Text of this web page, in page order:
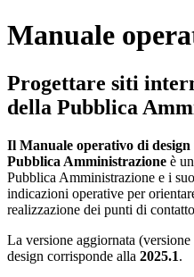
Manuale
Progettare siti
della Pubblica
Il Manuale operativo di
Pubblica Amministrazione è
Pubblica Amministrazione e i
indicazioni operative per
realizzazione dei punti di
La versione aggiornata
design corrisponde alla 2025.1.